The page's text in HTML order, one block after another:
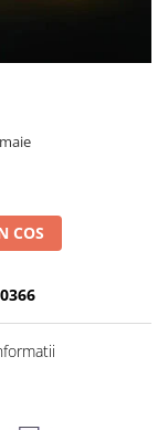
COS